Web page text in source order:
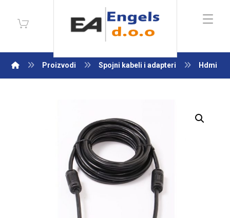
Proizvodi Spojni kabeli i adapteri Hdmi